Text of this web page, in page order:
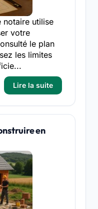
notaire utilise
votre
le plan
les limites
Lire la suite
en